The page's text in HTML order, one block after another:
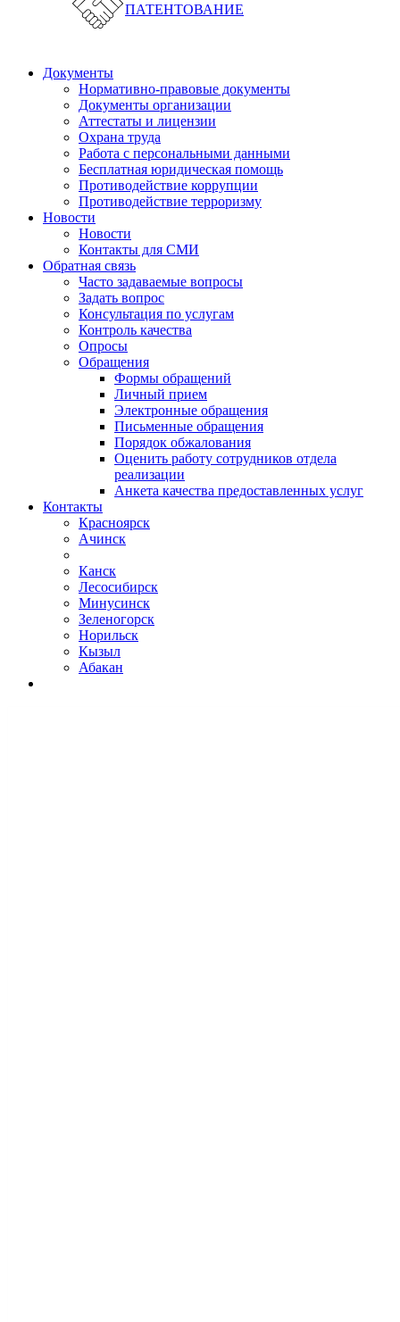
ПАТЕНТОВАНИЕ
Документы
Нормативно-правовые документы
Документы организации
Аттестаты и лицензии
Охрана труда
Работа с персональными данными
Бесплатная юридическая помощь
Противодействие коррупции
Противодействие терроризму
Новости
Новости
Контакты для СМИ
Обратная связь
Часто задаваемые вопросы
Задать вопрос
Консультация по услугам
Контроль качества
Опросы
Обращения
Формы обращений
Личный прием
Электронные обращения
Письменные обращения
Порядок обжалования
Оценить работу сотрудников отдела
реализации
Анкета качества предоставленных услуг
Контакты
Красноярск
Ачинск
Канск
Лесосибирск
Минусинск
Зеленогорск
Норильск
Кызыл
Абакан